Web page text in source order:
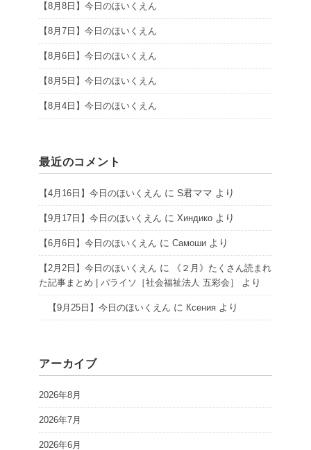
【8月8日】今日のほいくえん
【8月7日】今日のほいくえん
【8月6日】今日のほいくえん
【8月5日】今日のほいくえん
【8月4日】今日のほいくえん
最近のコメント
【4月16日】今日のほいくえん に S君ママ より
【9月17日】今日のほいくえん に Хиндико より
【6月6日】今日のほいくえん に Самоши より
【2月2日】今日のほいくえん に
《２月》たくさん読まれ
た記事まとめ | パライソ［社会福祉法人 五彩会］
より
【9月25日】今日のほいくえん に Ксения より
アーカイブ
2026年8月
2026年7月
2026年6月